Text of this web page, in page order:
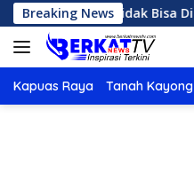
Langsung
ke
konten
Breaking News
Tidak Bisa Dilakukan
Kapuas Raya Tanah Kayong